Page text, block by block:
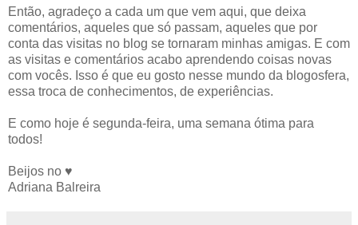
Então, agradeço a cada um que vem aqui, que deixa
comentários, aqueles que só passam, aqueles que por
conta das visitas no blog se tornaram minhas amigas. E com
as visitas e comentários acabo aprendendo coisas novas
com vocês. Isso é que eu gosto nesse mundo da blogosfera,
essa troca de conhecimentos, de experiências.
E como hoje é segunda-feira, uma semana ótima para
todos!
Beijos no ♥
Adriana Balreira